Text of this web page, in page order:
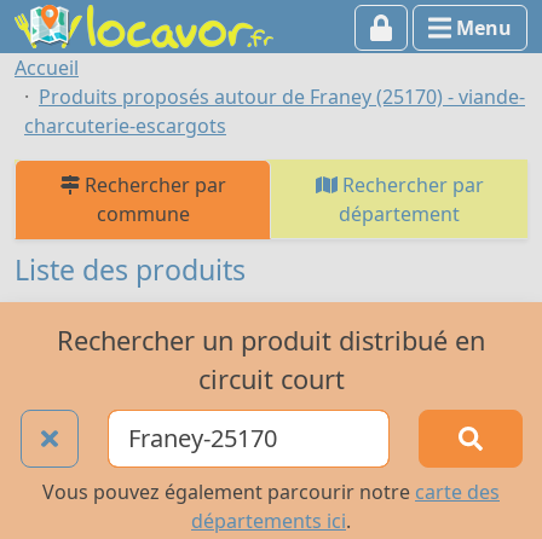
Menu
Accueil
Produits proposés autour de Franey (25170) - viande-
charcuterie-escargots
Rechercher par
commune
Rechercher par
département
Liste des produits
Rechercher un produit distribué en
circuit court
Vous pouvez également parcourir notre carte des
départements ici.